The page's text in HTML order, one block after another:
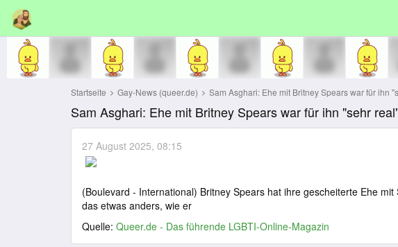
Startseite Gay-News (queer.de) Sam Asghari: Ehe mit Britney Spears war für ihn
Sam Asghari: Ehe mit Britney Spears war für ihn "sehr
27 August 2025, 08:15
(Boulevard - International) Britney Spears hat ihre gescheiterte Ehe
das etwas anders, wie er
Quelle: Queer.de - Das führende LGBTI-Online-Magazin